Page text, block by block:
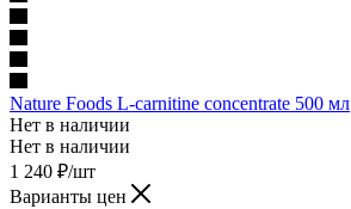
Nature Foods L-carnitine concentrate 500 мл
Нет в наличии
Нет в наличии
1 240 ₽/шт
Варианты цен